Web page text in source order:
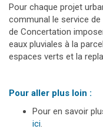
Pour chaque projet
communal le service de
de Concertation
eaux pluviales à la
espaces verts et la
Pour aller plus loin :
Pour en savoir
ici.